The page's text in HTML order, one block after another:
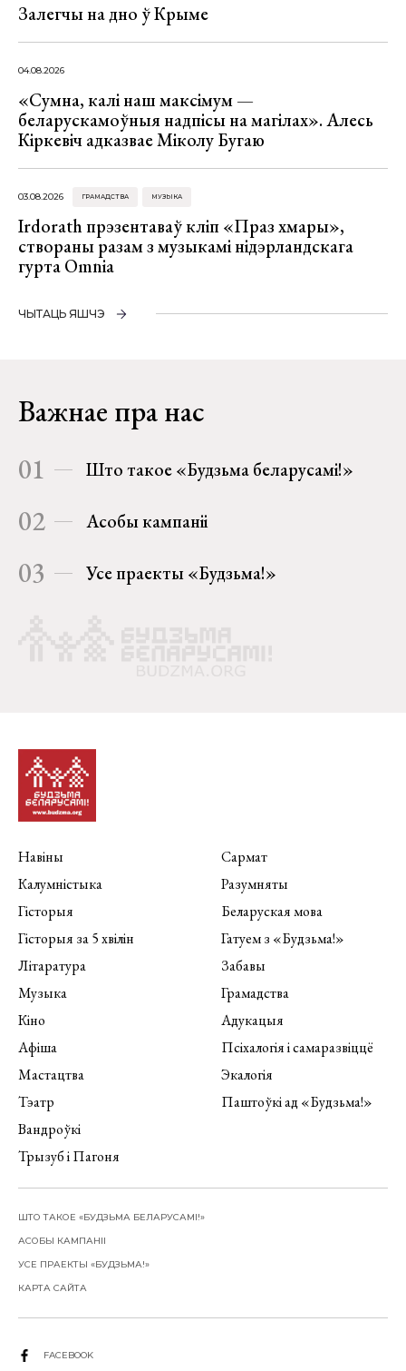
Залегчы на дно ў Крыме
04.08.2026
«Сумна, калі наш максімум —
беларускамоўныя надпісы на магілах». Алесь
Кіркевіч адказвае Міколу Бугаю
03.08.2026 ГРАМАДСТВА МУЗЫКА
Irdorath прэзентаваў кліп «Праз хмары»,
створаны разам з музыкамі нідэрландскага
гурта Omnia
ЧЫТАЦЬ ЯШЧЭ
Важнае пра нас
01 Што такое «Будзьма беларусамі!»
02 Асобы кампаніі
03 Усе праекты «Будзьма!»
Навіны
Калумністыка
Гісторыя
Гісторыя за 5 хвілін
Літаратура
Музыка
Кіно
Афіша
Мастацтва
Тэатр
Вандроўкі
Трызуб і Пагоня
Сармат
Разумняты
Беларуская мова
Гатуем з «Будзьма!»
Забавы
Грамадства
Адукацыя
Псіхалогія і самаразвіццё
Экалогія
Паштоўкі ад «Будзьма!»
ШТО ТАКОЕ «БУДЗЬМА БЕЛАРУСАМІ!»
АСОБЫ КАМПАНІІ
УСЕ ПРАЕКТЫ «БУДЗЬМА!»
КАРТА САЙТА
FACEBOOK